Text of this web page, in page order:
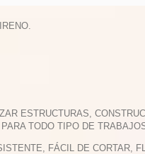
ESTRUCTURAS,
TODO TIPO DE
FÁCIL DE CORTAR,